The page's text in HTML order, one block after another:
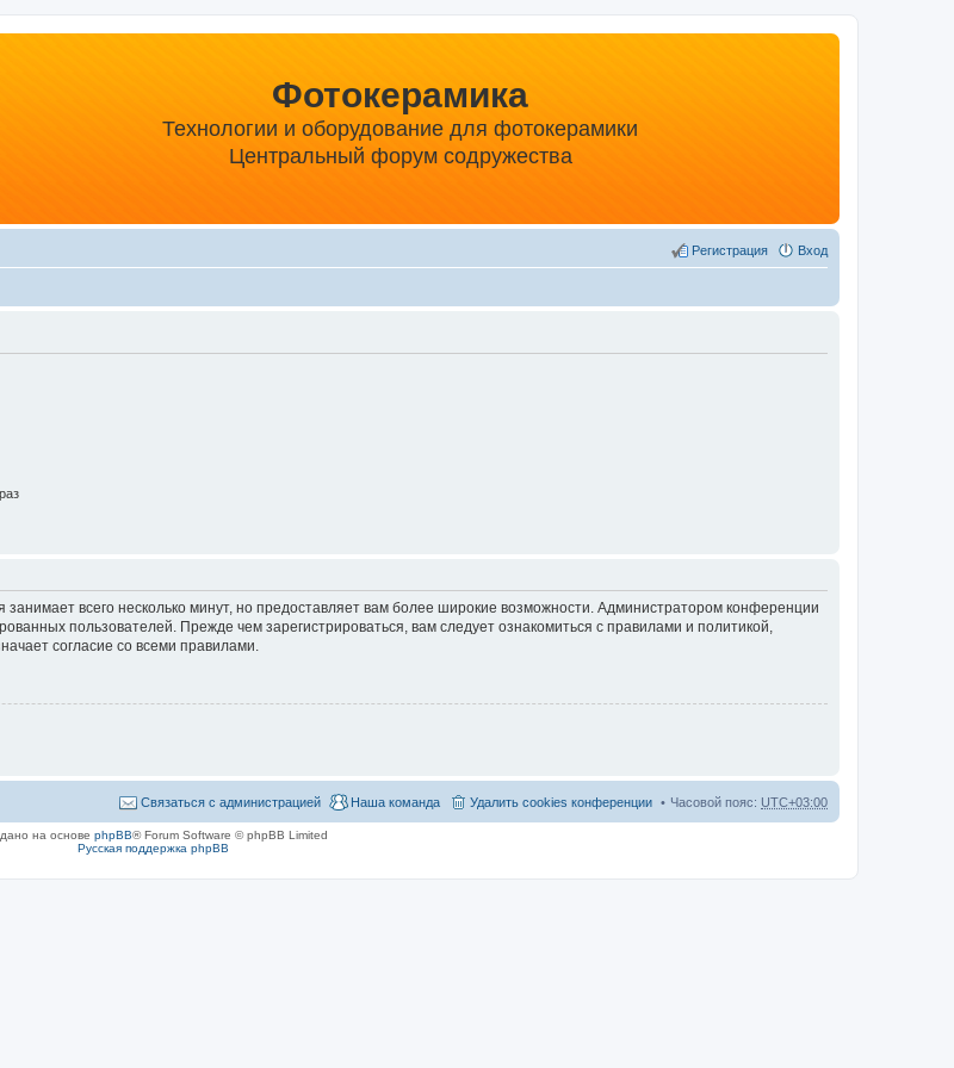
Фотокерамика
Технологии и оборудование для фотокерамики
Центральный форум содружества
Вход
Регистрация
всего несколько минут, но предоставляет вам более широкие возможности. Администратором конференции
пользователей. Прежде чем зарегистрироваться, вам следует ознакомиться с правилами и политикой,
согласие со всеми правилами.
Часовой пояс: UTC+03:00
Удалить cookies конференции
Наша команда
Связаться с администрацией
на основе phpBB® Forum Software © phpBB Limited
Русская поддержка phpBB